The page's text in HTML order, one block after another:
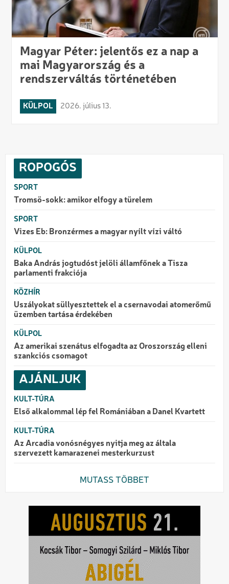
Magyar Péter: jelentős ez a nap a
mai Magyarország és a
rendszerváltás történetében
KÜLPOL 2026. július 13.
ROPOGÓS
SPORT
Tromsö-sokk: amikor elfogy a türelem
SPORT
Vizes Eb: Bronzérmes a magyar nyílt vízi váltó
KÜLPOL
Baka András jogtudóst jelöli államfőnek a Tisza
parlamenti frakciója
KÖZHÍR
Uszályokat süllyesztettek el a csernavodai atomerőmű
üzemben tartása érdekében
KÜLPOL
Az amerikai szenátus elfogadta az Oroszország elleni
szankciós csomagot
AJÁNLJUK
KULT-TÚRA
Első alkalommal lép fel Romániában a Danel Kvartett
KULT-TÚRA
Az Arcadia vonósnégyes nyitja meg az általa
szervezett kamarazenei mesterkurzust
MUTASS TÖBBET